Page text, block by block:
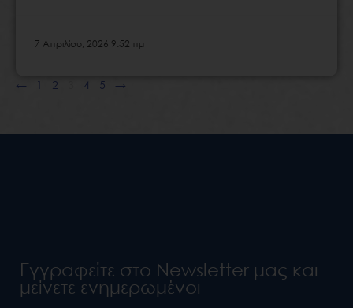
7 Απριλίου, 2026 9:52 πμ
← 1 2 4 5 →
Εγγραφείτε στο Newsletter μας και
μείνετε ενημερωμένοι